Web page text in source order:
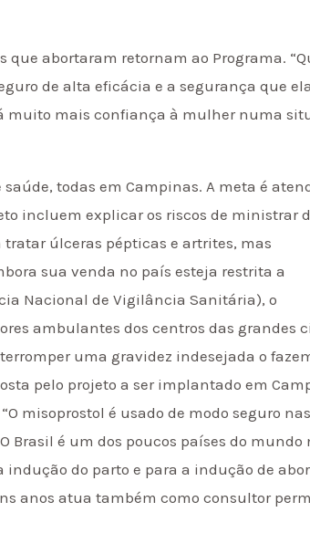
abortaram retornam ao Programa.
de alta eficácia e a segurança que ela
muito mais confiança à mulher numa
todas em Campinas. A meta é
incluem explicar os riscos de ministrar
úlceras pépticas e artrites, mas
sua venda no país esteja restrita a
Nacional de Vigilância Sanitária), o
ambulantes dos centros das grandes
uma gravidez indesejada o
pelo projeto a ser implantado em
misoprostol é usado de modo seguro nas
Brasil é um dos poucos países do mundo
do parto e para a indução de
anos atua também como consultor